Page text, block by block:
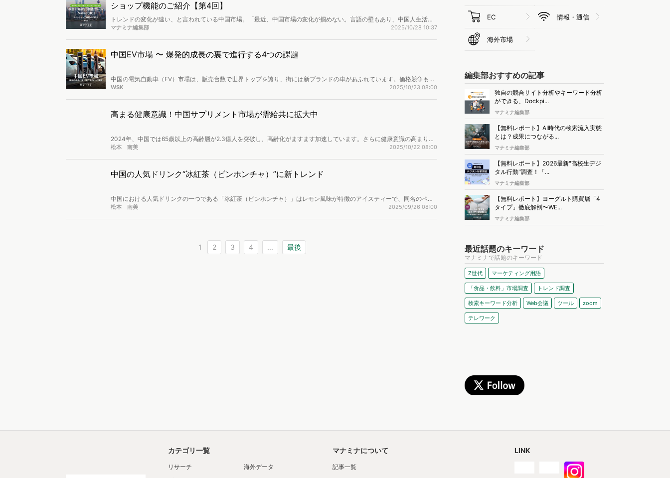
ショップ機能のご紹介【第4回】
トレンドの変化が速い、と言われている中国市場。「最近、中国市場の変化が掴めない。言語の壁もあり、中国人生活者
の考え方がよくわからない。」というのも多く耳にします。従来の調査には1ヶ月以上の時間が必要ですが、Web調査ツー
ことが可能です。 第4回は、ワークショップ機能の特徴を事例とともにご紹介します。
マナミナ編集部 2025/10/28 10:37
中国EV市場 〜 爆発的成長の裏で進行する4つの課題
中国の電気自動車（EV）市場は、販売台数で世界トップを誇り、街には新ブランドの車があふれています。価格競争も激
しく、「誰でもEVを買える時代」が到来したかのように見えます。しかし、その華やかな表舞台の裏では、値下げ合戦に
進行しています。本記事では、この急成長市場を揺るがす4つの課題を整理し、今後の行方を探ります。
WSK 2025/10/23 08:00
高まる健康意識！中国サプリメント市場が需給共に拡大中
2024年、中国では65歳以上の高齢層が2.3億人を突破し、高齢化がますます加速しています。さらに健康意識の高まりや
生活の質を追求する動きが重なる中、高まってきた需要の一つがサプリメントです。この記事では、サプリメントの市場
松本 南美 2025/10/22 08:00
中国の人気ドリンク“冰紅茶（ビンホンチャ）”に新トレンド
中国における人気ドリンクの一つである「冰紅茶（ビンホンチャ）」はレモン風味が特徴のアイスティーで、同名のペッ
トボトル飲料がよく見られます。暑い時期の夏バテ対策にピッタリなこの飲料ですが、近年は「冰茶（ビンチャ）」と名
気商品と共に紹介します。
松本 南美 2025/09/26 08:00
1 2 3 4 ... 最後
EC 情報・通信
海外市場
編集部おすすめの記事
独自の競合サイト分析やキーワード分析
ができる、Dockpi...
マナミナ編集部
【無料レポート】AI時代の検索流入実態
とは？成果につながる...
マナミナ編集部
【無料レポート】2026最新"高校生デジ
タル行動"調査！「...
マナミナ編集部
【無料レポート】ヨーグルト購買層「4
タイプ」徹底解剖〜WE...
マナミナ編集部
最近話題のキーワード
マナミナで話題のキーワード
Z世代 マーケティング用語
「食品・飲料」市場調査 トレンド調査
検索キーワード分析 Web会議 ツール zoom
テレワーク
カテゴリ一覧
リサーチ
海外データ
マナミナについて
記事一覧
LINK